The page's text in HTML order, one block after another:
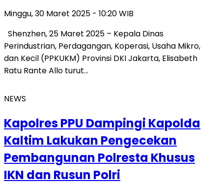
Minggu, 30 Maret 2025 - 10:20 WIB
Shenzhen, 25 Maret 2025 – Kepala Dinas
Perindustrian, Perdagangan, Koperasi, Usaha Mikro,
dan Kecil (PPKUKM) Provinsi DKI Jakarta, Elisabeth
Ratu Rante Allo turut…
NEWS
Kapolres PPU Dampingi Kapolda
Kaltim Lakukan Pengecekan
Pembangunan Polresta Khusus
IKN dan Rusun Polri